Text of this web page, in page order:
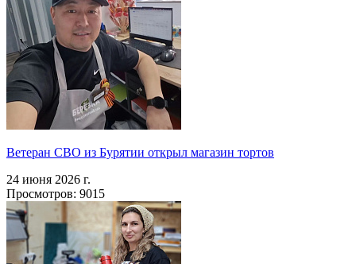
Ветеран СВО из Бурятии открыл магазин тортов
24 июня 2026 г.
Просмотров: 9015